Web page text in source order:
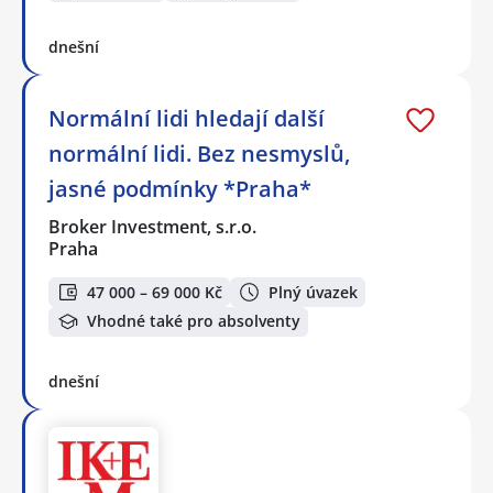
dnešní
Normální lidi hledají další
normální lidi. Bez nesmyslů,
jasné podmínky *Praha*
Broker Investment, s.r.o.
Praha
47 000 – 69 000 Kč
Plný úvazek
Vhodné také pro absolventy
dnešní